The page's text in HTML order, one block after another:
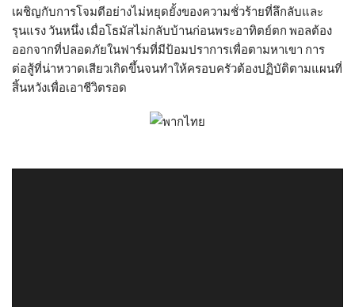
เผชิญกับการโจมตีอย่างไม่หยุดยั้งของความชั่วร้ายที่ลึกลับและ
รุนแรง วันหนึ่ง เมื่อโธมัสไม่กลับบ้านก่อนพระอาทิตย์ตก พอลต้อง
ออกจากที่ปลอดภัยในฟาร์มที่มีป้อมปราการเพื่อตามหาเขา การ
ต่อสู้ที่น่าหวาดเสียวเกิดขึ้นจนทำให้ครอบครัวต้องปฏิบัติตามแผนที่
สิ้นหวังเพื่อเอาชีวิตรอด